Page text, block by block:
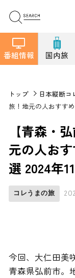
番組情報 国内旅
トップ 日本縦断コ
旅！地元の人おすす
【青森・
元の人お
選 2024年
コレうまの旅
今回、大仁田美
青森県弘前市。